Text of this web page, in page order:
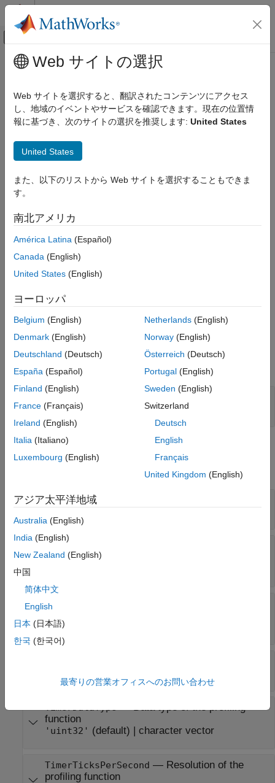
コンテンツへスキップ
オフキャンバス ナビゲーション メ
ドキュメンテーションのホーム
SoC Blockset
SoC Blockset Supported Hardware
Custom Board Support
soc.sdk.Profiler Class
ON THIS PAGE
Creation
Properties
Version History
メインコンテンツ
soc.sdk.Profiler Class
Namespace:soc.sdk
generated code
Description
Support Package for AMD FPGA and SoC Devices
object that specifies the code execution profiler that
collects time information for generated code.
= soc.sdk.Profiler( )creates aProfiler
object and sets the property toname.
expand all
—
Name of profiler configuration
string|character vector
Properties
Name—Name of profiler configuration
character vector
function
IncludeFile
''(default) |
TimerDataType—Data type of the profiling
function
'uint32' (default) | character vector
TimerTicksPerSecond — Resolution of the
profiling function
Web サイトの選択
Web サイトを選択すると、翻訳されたコンテンツにアクセス
し、地域のイベントやサービスを確認できます。現在の位置情
報に基づき、次のサイトの選択を推奨します: United States
United States
また、以下のリストから Web サイトを選択することもできま
す。
南北アメリカ
América Latina (Español)
Canada (English)
United States (English)
ヨーロッパ
Belgium (English)
Denmark (English)
Deutschland (Deutsch)
España (Español)
Finland (English)
France (Français)
Ireland (English)
Italia (Italiano)
Luxembourg (English)
Netherlands(English)
Norway(English)
Österreich (Deutsch)
Portugal(English)
Sweden (English)
Switzerland
Deutsch
English
Français
United Kingdom (English)
アジア太平洋地域
Australia (English)
India (English)
New Zealand (English)
中国
简体中文
English
日本 (日本語)
한국 (한국어)
最寄りの営業オフィスへのお問い合わせ